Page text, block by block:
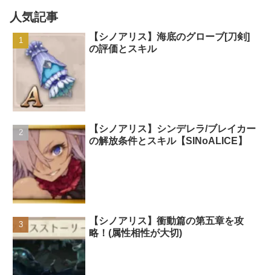
海底のドレス[祈祷]の評価とスキル
海底のミュール[楽器]の評価とスキル
海底のバレッタ[楽器]の評価とスキル
海底のドレス[楽器]の評価とスキル
海底のグローブ[楽器]の評価とスキル
海底のミュール[打撃]の評価とスキル
海底のバレッタ[打撃]の評価とスキル
海底のグローブ[打撃]の評価とスキル
海底のグローブ[刀剣]の評価とスキル
海底のドレス[刀剣]の評価とスキル
海底のバレッタ[刀剣]の評価とスキル
海底のミュール[刀剣]の評価とスキル
アブソーブスパイダーの評価とスキル
人気記事
【シノアリス】海底のグローブ[刀剣]
の評価とスキル
【シノアリス】シンデレラ/ブレイカー
の解放条件とスキル【SINoALICE】
【シノアリス】衝動篇の第五章を攻
略！(属性相性が大切)